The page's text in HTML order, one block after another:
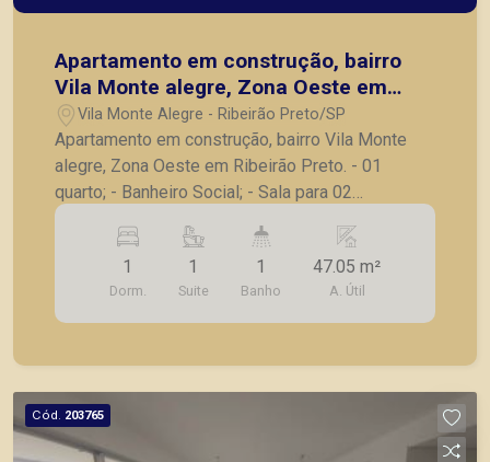
Apartamento em construção, bairro
Vila Monte alegre, Zona Oeste em
Ribeirão Preto.
Vila Monte Alegre - Ribeirão Preto/SP
Apartamento em construção, bairro Vila Monte
alegre, Zona Oeste em Ribeirão Preto. - 01
quarto; - Banheiro Social; - Sala para 02
ambientes; - Cozinha; - Área de Serviço; - Sacada;
- Sem vaga de garagem (Somente o 1º andar, não
tem vaga de garagem, os demais tem vaga); - 4
Tipos de plantas, consulte tabela atualizada e
unidades disponíveis. **Data/Previsão de
segurança, em locação, vendas de imóveis
prontos, usados ou mesmo nos principais
lançamentos da cidade de Ribeirão Preto.
1
Dorm.
1
Suite
1
Banho
47.05 m²
A. Útil
Cód. 203765